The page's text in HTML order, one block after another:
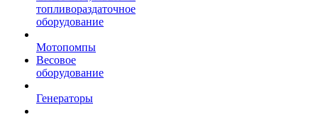
топливораздаточное
оборудование
Мотопомпы
Весовое
оборудование
Генераторы